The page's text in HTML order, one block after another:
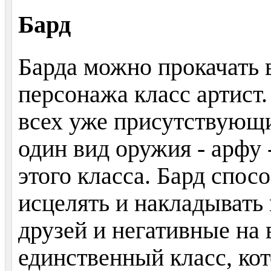
Бард
Барда можно прокачать
персонажа класс
всех уже
один вид оружия - арфу
этого класса. Бард
исцелять и
друзей и негативные на
единственный класс,